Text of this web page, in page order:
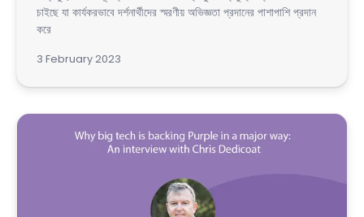
চাইছে যা কার্যকরভাবে দর্শনার্থীদের স্মরণীয় অভিজ্ঞতা প্রদানের পাশাপাশি প্রদান
করে
3 February 2023